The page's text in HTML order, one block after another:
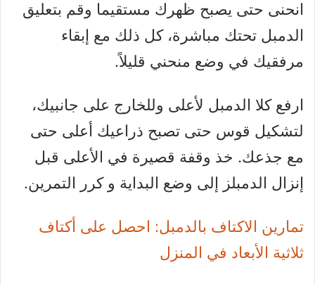
انحنى حتى يصبح ظهرك مستقيما وقم بتعليق
الدمبل تحتك مباشرة، كل ذلك مع إبقاء
مرفقيك في وضع منحني قليلاً.
ارفع كلا الدمبل لأعلى وللخارج على جانبيك،
لتشكيل قوس حتى تصبح ذراعيك أعلى حتى
مع جذعك. خذ وقفة قصيرة في الأعلى قبل
إنزال الدمبلز إلى وضع البداية و كرر التمرين.
تمارين الاكتاف بالدمبل: احصل على أكتاف
ثلاثية الأبعاد في المنزل